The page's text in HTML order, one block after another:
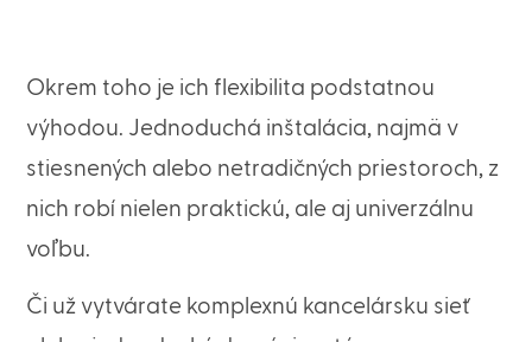
Okrem toho je ich flexibilita podstatnou
výhodou. Jednoduchá inštalácia, najmä v
stiesnených alebo netradičných priestoroch, z
nich robí nielen praktickú, ale aj univerzálnu
voľbu.
Či už vytvárate komplexnú kancelársku sieť